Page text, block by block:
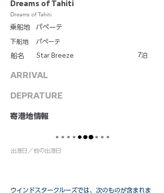
Dreams of Tahiti
Dreams of Tahiti
乗船地
下船地
船名
パペーテ
パペーテ
Star Breeze 7泊
ARRIVAL
DEPRATURE
​寄港地情報
出港日／他の出港日
ウインドスタークルーズでは、次のものが含まれま